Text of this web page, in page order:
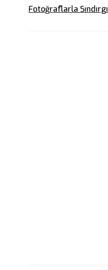
Fotoğraflarla Sındırgı